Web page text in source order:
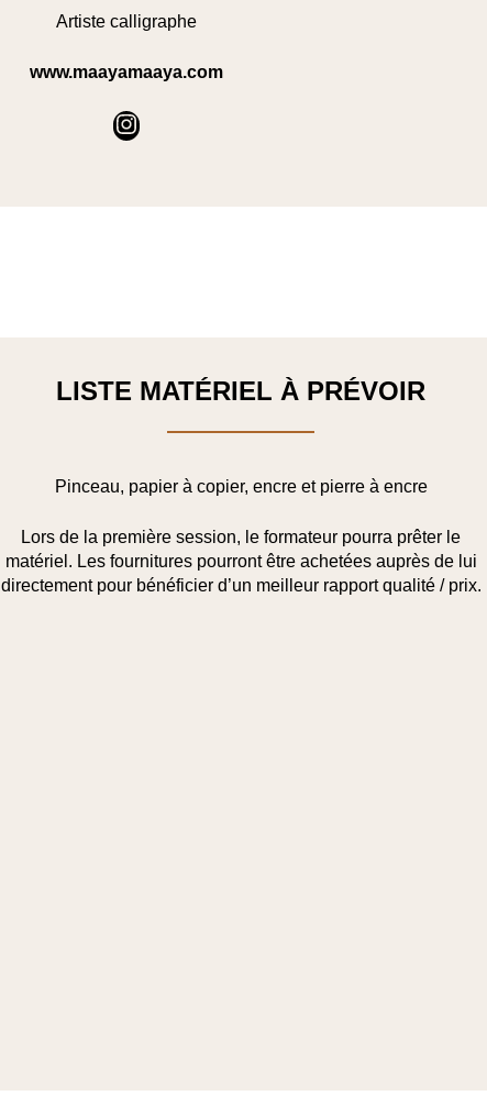
Artiste calligraphe
www.maayamaaya.com
Instagram
LISTE MATÉRIEL À PRÉVOIR
Pinceau, papier à copier, encre et pierre à encre
Lors de la première session, le formateur pourra prêter le
matériel. Les fournitures pourront être achetées auprès de lui
directement pour bénéficier d’un meilleur rapport qualité / prix.